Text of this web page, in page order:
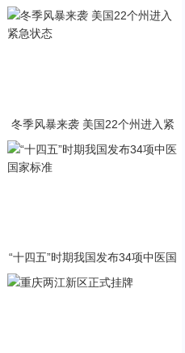
冬季风暴来袭 美国22个州进入紧
“十四五”时期我国发布34项中医国
家标准